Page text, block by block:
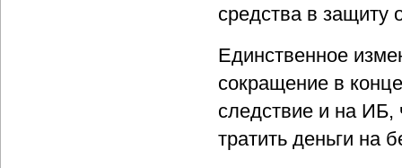
средства в защиту
Единственное
сокращение в
следствие и на ИБ,
тратить деньги на